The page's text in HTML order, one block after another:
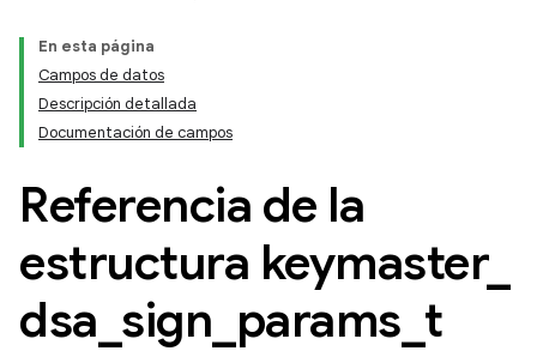
En esta página
Campos de datos
Descripción detallada
Documentación de campos
Referencia de la
estructura keymaster_
dsa sign params t